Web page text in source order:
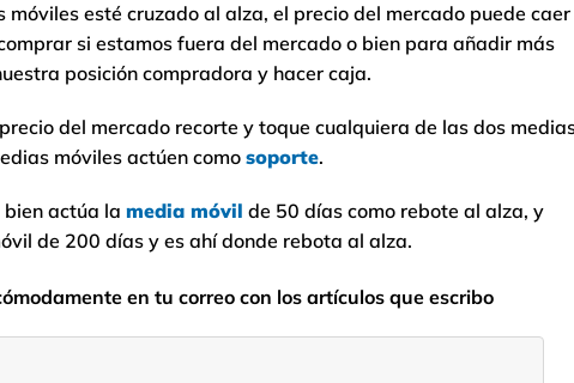
móviles esté cruzado al alza, el precio del mercado puede
si estamos fuera del mercado o bien para añadir más
posición compradora y hacer caja.
del mercado recorte y toque cualquiera de las dos
móviles actúen como soporte.
bien actúa la media móvil de 50 días como rebote al alza, y
de 200 días y es ahí donde rebota al alza.
en tu correo con los artículos que escribo